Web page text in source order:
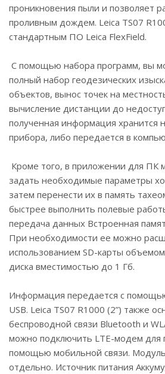
проникновения пыли и позволяет
проливным дождем. Leica TS07
стандартным ПО Leica FlexField.
С помощью набора программ, вы
полный набор геодезических
объектов, вынос точек на
вычисление дистанции до
полученная информация хранится
прибора, либо передается в
Кроме того, в приложении для ПК
задать необходимые параметры
затем перенести их в память
быстрее выполнить полевые
передача данных Встроенная
При необходимости ее можно
использованием SD-карты
диска вместимостью до 1 Гб.
Информация передается с
USB. Leica TS07 R1000 (2”) также
беспроводной связи Bluetooth и
можно подключить LTE-модем для
помощью мобильной связи.
отдельно. Источник питания